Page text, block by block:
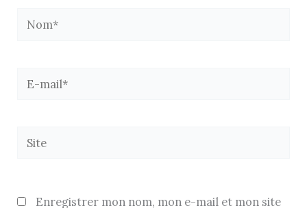
Nom*
E-
Site
Enregistrer mon nom, mon e-mail et mon site